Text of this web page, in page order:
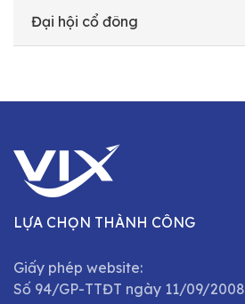
Đại hội cổ đông
LỰA CHỌN THÀNH CÔNG
Giấy phép website:
Số 94/GP-TTĐT ngày 11/09/2008